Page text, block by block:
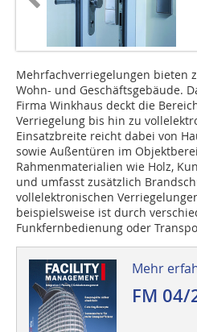
Mehrfachverriegelungen bieten
Wohn- und Geschäftsgebäude.
Firma Winkhaus deckt die
Verriegelung bis hin zu
Einsatzbreite reicht dabei von
sowie Außentüren im
Rahmen­materialien wie Holz,
und umfasst zusätzlich
vollelektronischen
beispielsweise ist durch
Funkfernbedienung oder
Mehr
FM 04/